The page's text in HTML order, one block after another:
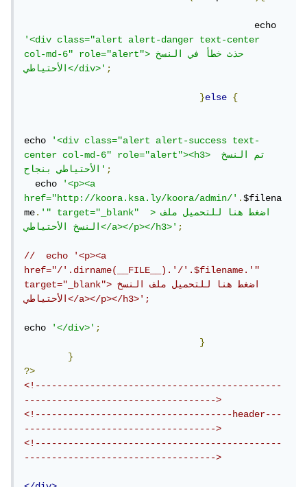
'<div class="alert alert-danger text-center
col-md-6" role="alert">حذث خطأ في النسخ
الأحتياطي</div>';
}else {
echo '<div class="alert alert-success text-
center col-md-6" role="alert"><h3> تم النسخ
الأحتياطي بنجاح';
  echo
'<p><a
href="http://koora.ksa.ly/koora/admin/'.$filena
me.'" target="_blank"  >اضغط هنا للتحميل ملف
النسخ الأحتياطي</a></p></h3>';
//  echo '<p><a
href="/'.dirname(__FILE__).'/'.$filename.'"
target="_blank">اضغط هنا للتحميل ملف النسخ
الأحتياطي</a></p></h3>';
echo '</div>';
}
}
?>
<!---------------------------------------------
----------------------------------->
<!------------------------------------header---
----------------------------------->
<!---------------------------------------------
----------------------------------->